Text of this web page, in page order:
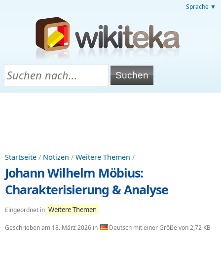
Sprache ▼
Startseite / Notizen / Weitere Themen /
Johann Wilhelm Möbius:
Charakterisierung & Analyse
Eingeordnet in Weitere Themen
Geschrieben am 18. März 2026 in Deutsch mit einer Größe von 2,72 KB